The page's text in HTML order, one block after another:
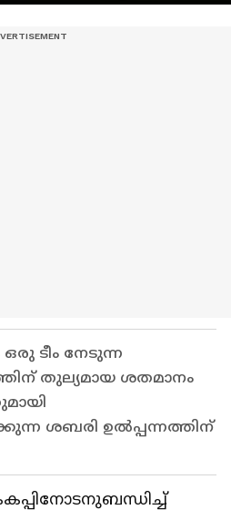
ടീം നേടുന്ന
തുല്യമായ ശതമാനം
ശബരി ഉൽപ്പന്നത്തിന്